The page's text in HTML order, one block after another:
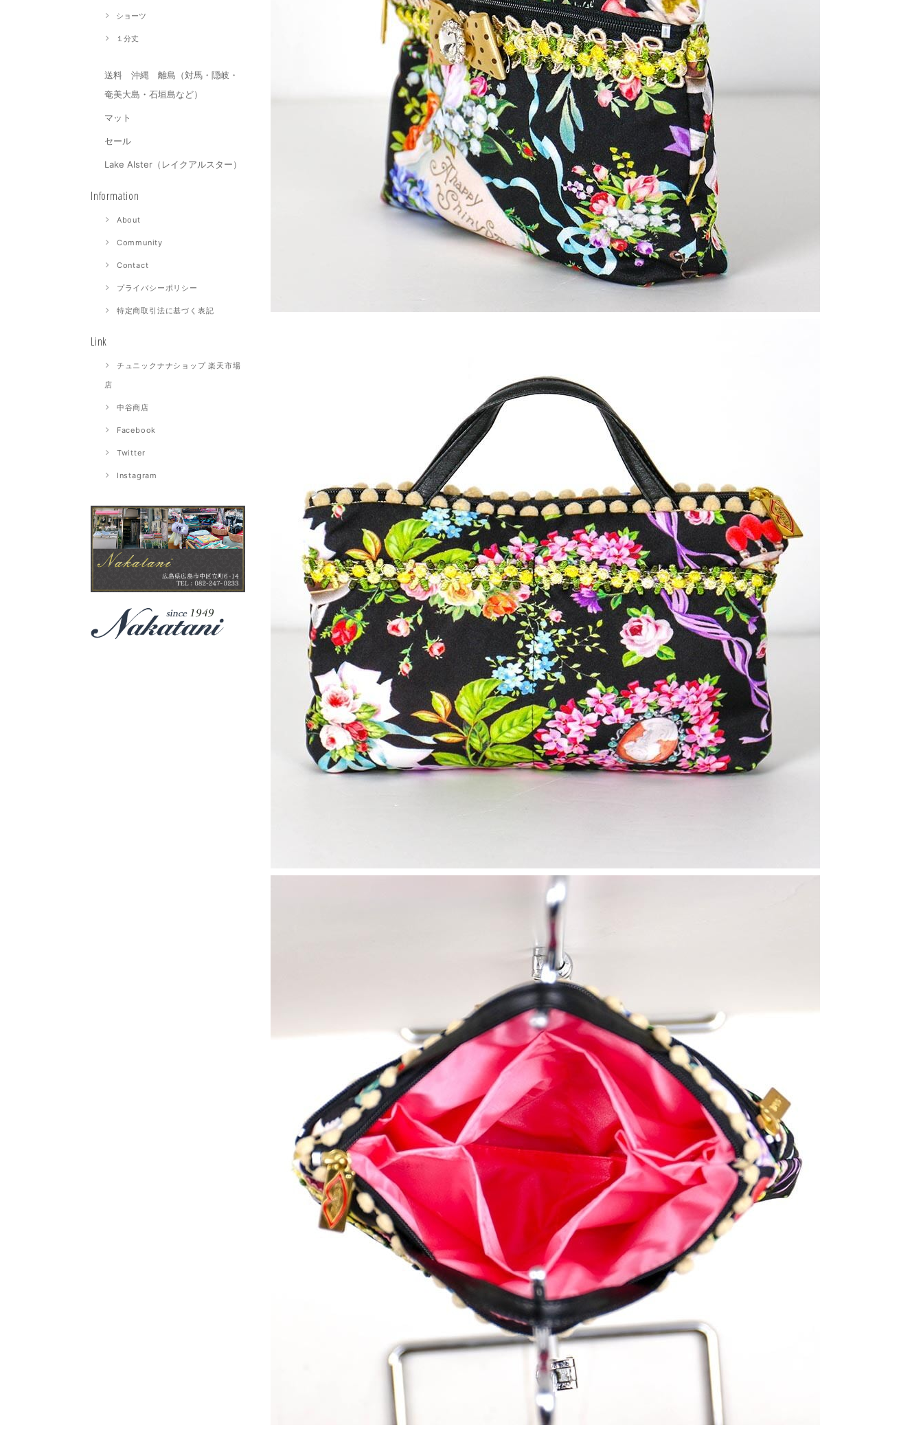
ショーツ
１分丈
送料 沖縄 離島（対馬・隠岐・
奄美大島・石垣島など）
マット
セール
Lake Alster（レイクアルスター）
Information
About
Community
Contact
プライバシーポリシー
特定商取引法に基づく表記
Link
チュニックナナショップ 楽天市場
店
中谷商店
Facebook
Twitter
Instagram